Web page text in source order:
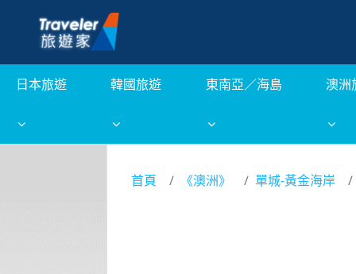
日本旅遊 韓國旅遊 東南亞／海島 澳洲
首頁 《澳洲》 單城-黃金海岸